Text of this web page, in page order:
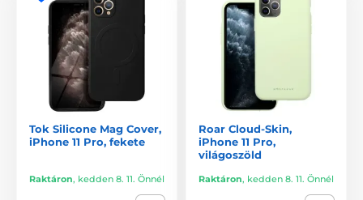
Tok Silicone Mag Cover,
iPhone 11 Pro, fekete
Raktáron, kedden 8. 11. Önnél
Roar Cloud-Skin,
iPhone 11 Pro,
világoszöld
Raktáron, kedden 8. 11. Önnél